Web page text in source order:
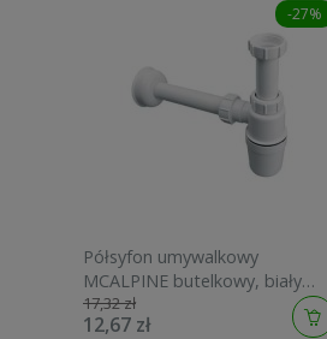
-27%
Półsyfon umywalkowy
MCALPINE butelkowy, biały
HC2-J
17,32 zł
12,67 zł